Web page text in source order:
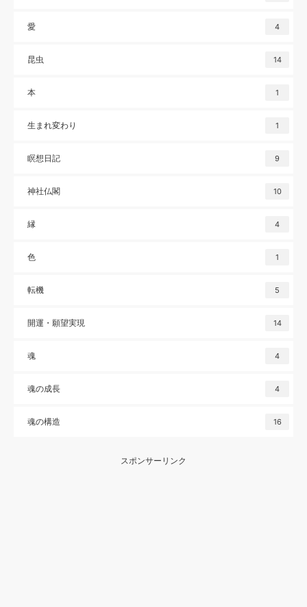
愛 4
昆虫 14
本 1
生まれ変わり 1
瞑想日記 9
神社仏閣 10
縁 4
色 1
転機 5
開運・願望実現 14
魂 4
魂の成長 4
魂の構造 16
スポンサーリンク